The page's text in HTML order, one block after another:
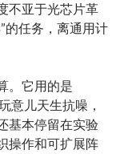
不亚于光芯片革
的任务，离通用计
。它用的是
意儿天生抗噪，
基本停留在实验
操作和可扩展阵